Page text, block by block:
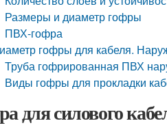
Размеры и диаметр гофры
ПВХ-гофра
гофры для кабеля.
Труба гофрированная ПВХ
Виды гофры для прокладки
для силового